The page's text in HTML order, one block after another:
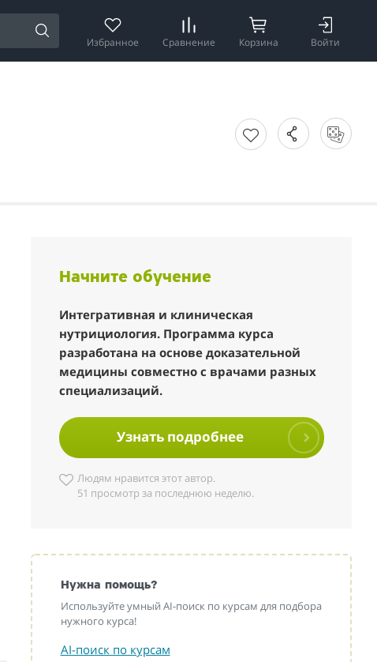
Избранное Сравнение Корзина Войти
Начните обучение
Интегративная и клиническая
нутрициология. Программа курса
разработана на основе доказательной
медицины совместно с врачами разных
специализаций.
Узнать подробнее
Людям нравится этот автор.
51 просмотр за последнюю неделю.
Нужна помощь?
Используйте умный AI-поиск по курсам для подбора
нужного курса!
AI-поиск по курсам